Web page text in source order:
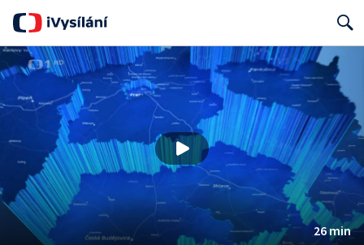
Search
26 min